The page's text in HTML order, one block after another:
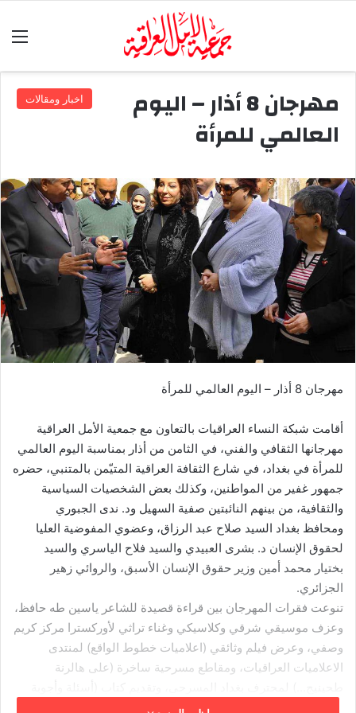
اخبار ومقالات مهرجان 8 أذار – اليوم
العالمي للمرأة
مهرجان 8 أذار – اليوم العالمي للمرأة
أقامت شبكة النساء العراقيات بالتعاون مع جمعية الأمل العراقية
مهرجانها الثقافي والفني، في الثامن من أذار بمناسبة اليوم العالمي
للمرأة في بغداد، في شارع الثقافة العراقية المتيّمن بالمتنبي، حضره
جمهور غفير من المواطنين، وكذلك بعض الشخصيات السياسية
والثقافية، من بينهم النائبتين صفية السهيل ود. ندى الجبوري
ومحافظ بغداد السيد صلاح عبد الرزاق، وعضوي المفوضية العليا
لحقوق الإنسان د. بشرى العبيدي والسيد فلاح الياسري والسيد
بختيار محمد أمين وزير حقوق الإنسان الأسبق، والروائي زهير
الجزائري.
تنوعت فقرات المهرجان بين قراءة قصيدة للشاعر ياسين طه حافظ،
وعزف موسيقي شرقي وكلاسيكي وغناء تراثي لأوركسترا مركز كريم
وصفي، وعرض فيلم وثائقي (اعلاميات خطوط الواقع) لمنتدى
الاعلاميات العراقيات، ومقاطع مسرحية ساخرة (على هالرنة
عن قضايا الأحوال الشخصية) للقاضي والباحث القانوني هادي عزيز.